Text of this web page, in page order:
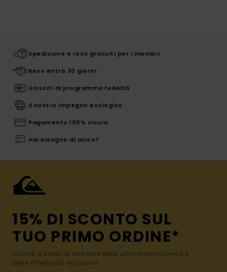
Spedizione e reso gratuiti per i membri
Reso entro 30 giorni
Unisciti al programma fedeltà
Il nostro impegno ecologico
Pagamento 100% sicuro
Hai bisogno di aiuto?
15% DI SCONTO SUL
TUO PRIMO ORDINE*
Iscriviti e sarai al corrente delle ultimissime novità e
delle offerte più esclusive.